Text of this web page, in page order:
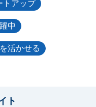
トアップ
中
活かせる
ト